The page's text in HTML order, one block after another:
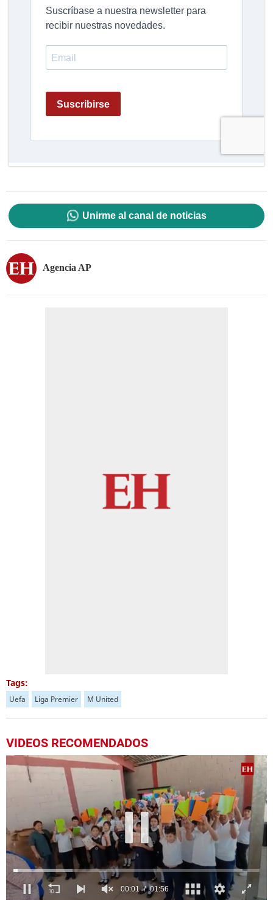
Unirme al canal de noticias
Agencia AP
Tags:
Uefa Liga Premier M United
VIDEOS RECOMENDADOS